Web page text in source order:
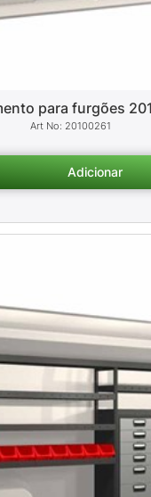
para furgões
20100261